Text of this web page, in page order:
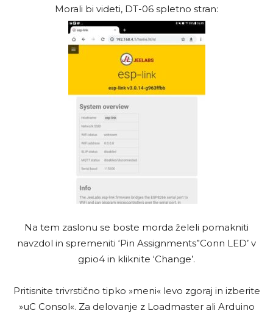
Morali bi videti, DT-06 spletno stran:
Na tem zaslonu se boste morda želeli pomakniti
navzdol in spremeniti ‘Pin Assignments”Conn LED’ v
gpio4 in kliknite ‘Change’.
Pritisnite trivrstično tipko »meni« levo zgoraj in izberite
»uC Consol«. Za delovanje z Loadmaster ali Arduino